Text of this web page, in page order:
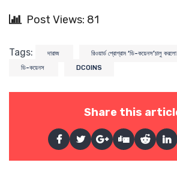
Post Views: 81
Tags: দারাজ রিওয়ার্ড প্রোগ্রাম ‘ডি-কয়েনস’চালু
ডি-কয়েনস
DCOINS
Share this